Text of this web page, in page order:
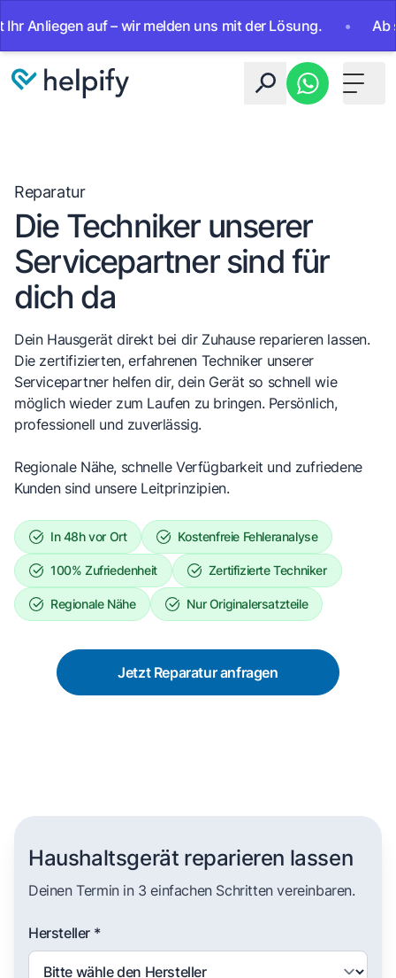
auf – wir melden uns mit der Lösung. • Ab
Toggle
Reparatur
Die Techniker unserer
Servicepartner sind für
dich da
Dein Hausgerät direkt bei dir Zuhause reparieren lassen.
Die zertifizierten, erfahrenen Techniker unserer
Servicepartner helfen dir, dein Gerät so schnell wie
möglich wieder zum Laufen zu bringen. Persönlich,
professionell und zuverlässig.
Regionale Nähe, schnelle Verfügbarkeit und zufriedene
Kunden sind unsere Leitprinzipien.
In 48h vor Ort Kostenfreie Fehleranalyse
100% Zufriedenheit Zertifizierte Techniker
Regionale Nähe Nur Originalersatzteile
Jetzt Reparatur anfragen
Haushaltsgerät reparieren lassen
Deinen Termin in 3 einfachen Schritten vereinbaren.
Hersteller *